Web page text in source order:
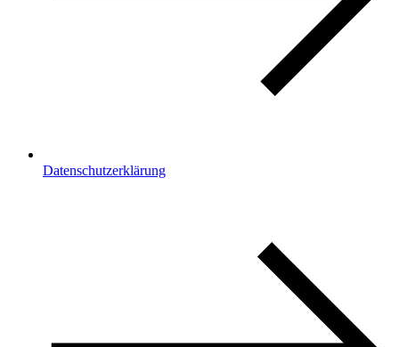
Datenschutzerklärung